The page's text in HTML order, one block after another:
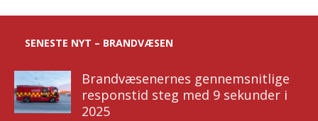
SENESTE NYT – BRANDVÆSEN
Brandvæsenernes gennemsnitlige
responstid steg med 9 sekunder i
2025